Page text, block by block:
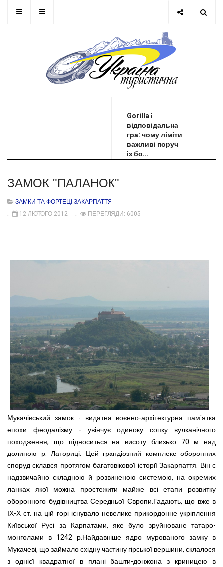
Gorilla і
відповідальна
гра: чому ліміти
важливі поруч
із бо...
ЗАМОК "ПАЛАНОК"
ЗАМКИ ТА ФОРТЕЦІ ЗАКАРПАТТЯ
12 ЛЮТОГО 2012
ПЕРЕГЛЯДИ: 6005
Мукачівський замок - видатна воєнно-архітектурна пам'ятка
епохи феодалізму - увінчує одиноку сопку вулканічного
походження, що підноситься на висоту близько 70 м над
долиною р. Латориці. Цей грандіозний комплекс оборонних
споруд склався протягом багатовікової історії Закарпаття. Він є
надзвичайно складною й розвиненою системою, на окремих
ланках якої можна простежити майже всі етапи розвитку
оборонного будівництва Середньої Європи.Гадають, що вже в
ІХ-Х ст. на цій горі існувало невелике прикордонне укріплення
Київської Русі за Карпатами, яке було зруйноване татаро-
монголами в 1242 р.Найдавніше ядро мурованого замку в
Мукачеві, що займало східну частину гірської вершини, склалося
з однієї квадратної в плані башти-донжона з криницею в